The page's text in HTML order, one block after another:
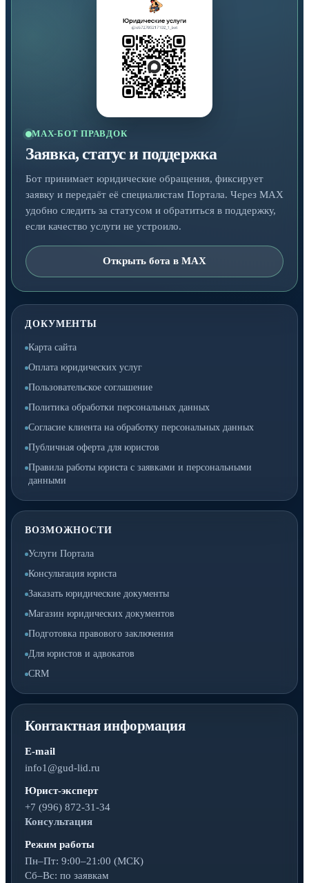
MAX-БОТ ПРАВДОК
Заявка, статус и поддержка
Бот принимает юридические обращения, фиксирует
заявку и передаёт её специалистам Портала. Через MAX
удобно следить за статусом и обратиться в поддержку,
если качество услуги не устроило.
Открыть бота в MAX
ДОКУМЕНТЫ
Карта сайта
Оплата юридических услуг
Пользовательское соглашение
Политика обработки персональных данных
Согласие клиента на обработку персональных данных
Публичная оферта для юристов
Правила работы юриста с заявками и персональными
данными
ВОЗМОЖНОСТИ
Услуги Портала
Консультация юриста
Заказать юридические документы
Магазин юридических документов
Подготовка правового заключения
Для юристов и адвокатов
CRM
Контактная информация
E-mail
info1@gud-lid.ru
Юрист-эксперт
+7 (996) 872-31-34
Консультация
Режим работы
Пн–Пт: 9:00–21:00 (МСК)
Сб–Вс: по заявкам